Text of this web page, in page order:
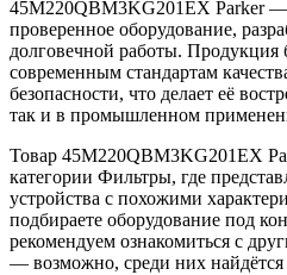
45M220QBM3KG201EX Parker —
проверенное оборудование,
долговечной работы. Продукция
современным стандартам
безопасности, что делает её
так и в промышленном
Товар 45M220QBM3KG201EX
категории Фильтры, где
устройства с похожими
подбираете оборудование под
рекомендуем ознакомиться с
— возможно, среди них